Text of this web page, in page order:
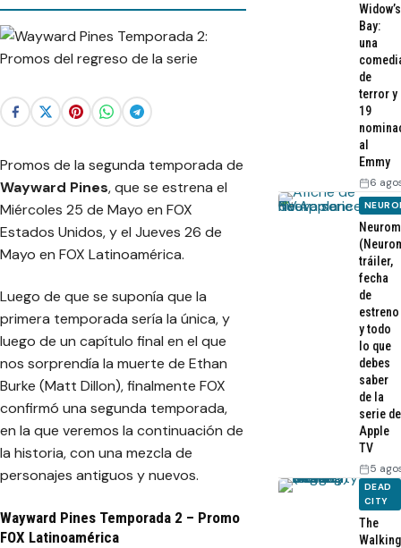
Promos de la segunda temporada de
Wayward Pines, que se estrena el
Miércoles 25 de Mayo en FOX
Estados Unidos, y el Jueves 26 de
Mayo en FOX Latinoamérica.
Luego de que se suponía que la
primera temporada sería la única, y
luego de un capítulo final en el que
nos sorprendía la muerte de Ethan
Burke (Matt Dillon), finalmente FOX
confirmó una segunda temporada,
en la que veremos la continuación de
la historia, con una mezcla de
personajes antiguos y nuevos.
Wayward Pines Temporada 2 – Promo
FOX Latinoamérica
Widow’s
Bay:
una
de
terror y
19
al
Emmy
6
tráiler,
fecha
de
estreno
y todo
lo que
debes
saber
de la
serie de
Apple
TV
5
DEAD
CITY
The
Walking